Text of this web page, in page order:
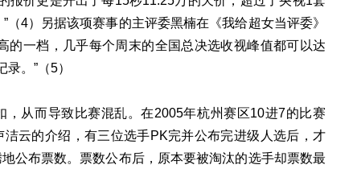
4）另据该项赛事的主评委黑楠在《我给超女当评委》
的一档，几乎每个周末的全国总决选收视峰值都可以达
。”（5）
，从而导致比赛混乱。在2005年杭州赛区10进7的比赛
云的介绍，有三位选手PK完并公布完进级人选后，才
公布票数。票数公布后，原本要被淘汰的选手却票数最